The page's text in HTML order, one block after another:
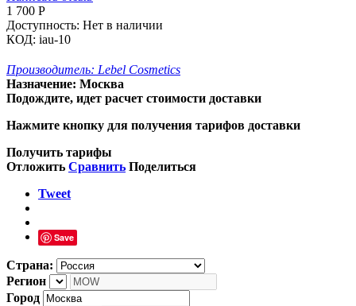
1 700 Р
Доступность: Нет в наличии
КОД: iau-10
Производитель: Lebel Cosmetics
Назначение: Москва
Подождите, идет расчет стоимости доставки
Нажмите кнопку для получения тарифов доставки
Получить тарифы
Отложить Сравнить Поделиться
Tweet
Save
Страна:
Регион
Город